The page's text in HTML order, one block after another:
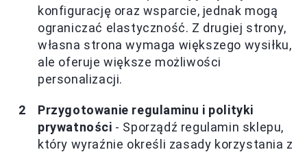
konfigurację oraz wsparcie, jednak mogą
ograniczać elastyczność. Z drugiej strony,
własna strona wymaga większego wysiłku,
ale oferuje większe możliwości
personalizacji.
Przygotowanie regulaminu i polityki
prywatności - Sporządź regulamin sklepu,
który wyraźnie określi zasady korzystania z